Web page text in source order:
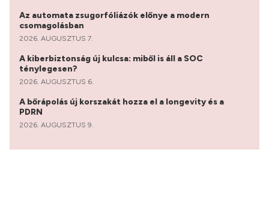
Az automata zsugorfóliázók előnye a modern
csomagolásban
2026. AUGUSZTUS 7.
A kiberbiztonság új kulcsa: miből is áll a SOC
ténylegesen?
2026. AUGUSZTUS 6.
A bőrápolás új korszakát hozza el a longevity és a
PDRN
2026. AUGUSZTUS 9.